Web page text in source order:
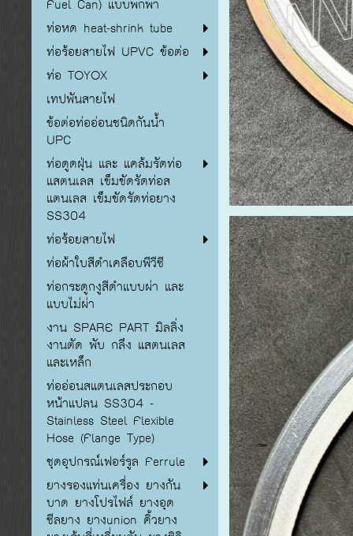
Fuel Can) แบบพกพา
ท่อหด heat-shrink tube
ท่อร้อยสายไฟ UPVC ข้อต่อ
ท่อ TOYOX
เทปพันสายไฟ
ข้อต่อท่ออ่อนชนิดกันน้ำ
UPC
ท่อดูดฝุ่น และ แคล้มรัดท่อ
แสตนเลส เข็มขัดรัดท่อส
แตนเลส เข็มขัดรัดท่อยาง
SS304
ท่อร้อยสายไฟ
ท่อผ้าใบสีดำเคลือบพีวีซี
ท่อกระดูกงูสีดำแบบผ่า และ
แบบไม่ผ่า
งาน SPARE PART มิลลิ่ง
งานตัด พับ กลึง แสตนเลส
และเหล็ก
ท่ออ่อนสแตนเลสประกอบ
หน้าแปลน SS304 -
Stainless Steel Flexible
Hose (Flange Type)
ชุดอุปกรณ์เฟอร์รูล Ferrule
ยางรองแท่นเครื่อง ยางกัน
บาด ยางโปรไฟล์ ยางอุด
ซีลยาง ยางunion คิ้วยาง